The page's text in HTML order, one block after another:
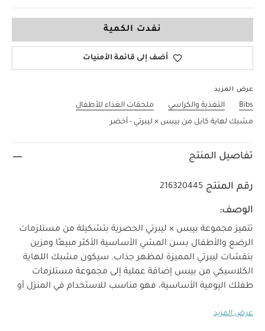
نفدت الكمية
أضف إلى قائمة الأمنيات
عرض المزيد
Bibs التغذية والكراسي
ملحقات الغذاء للأطفال
مشبك لهاية كابل من بيبس × ليبرتي - أخضر
تفاصيل المنتج
رقم المنتج 216320445
الوصف:
تتميز مجموعة بيبس × ليبرتي الحصرية بتشكيلة من مستلزمات
الرضع والأطفال بسن المشي الأساسية الأكثر مبيعًا ومزين
بنقشات ليبرتي المميزة لمظهر جذاب. سيكون مشبك اللهاية
الكلاسيكي من بيبس إضافة عملية إلى مجموعة مستلزمات
طفلك اليومية الأساسية، فهو مناسب للاستخدام في المنزل أو
الطفل فحسب.
عرض المزيد